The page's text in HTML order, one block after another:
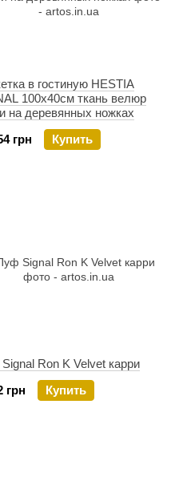
в гостиную HESTIA
100х40см ткань велюр
на деревянных ножках
грн
Купить
Ron K Velvet карри
грн
Купить